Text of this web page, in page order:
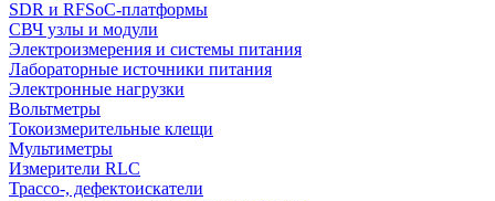
SDR и RFSoC‑платформы
СВЧ узлы и модули
Электроизмерения и системы питания
Лабораторные источники питания
Электронные нагрузки
Вольтметры
Токоизмерительные клещи
Мультиметры
Измерители RLC
Трассо-, дефектоискатели